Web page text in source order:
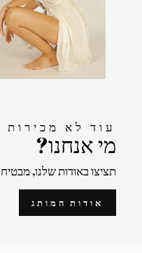
?עוד לא מכירות
?מי אנחנו
תציצו באודות שלנו,
אודות המותג